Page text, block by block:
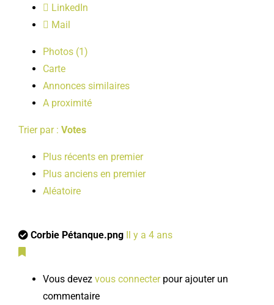
LinkedIn
Mail
Photos (1)
Carte
Annonces similaires
A proximité
Trier par : Votes
Plus récents en premier
Plus anciens en premier
Aléatoire
Corbie Pétanque.png Il y a 4 ans
Vous devez vous connecterpour ajouter un
commentaire